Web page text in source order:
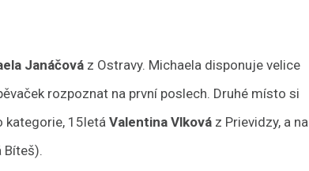
Janáčová z Ostravy. Michaela disponuje velice
rozpoznat na první poslech. Druhé místo si
kategorie, 15letáValentina Vlková z Prievidzy, a na
Bíteš).